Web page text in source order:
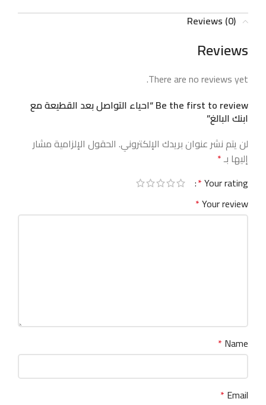
Reviews (0)
Reviews
There are no reviews yet.
Be the first to review “احياء التواصل بعد القطيعة مع
ابنك البالغ”
لن يتم نشر عنوان بريدك الإلكتروني. الحقول الإلزامية مشار
إليها بـ*
Your rating
*
Your review
*
Name
*
Email
*